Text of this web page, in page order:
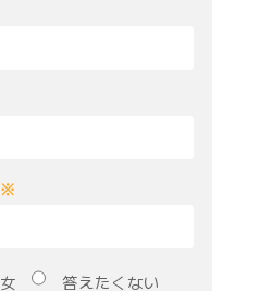
※
女 答えたくない